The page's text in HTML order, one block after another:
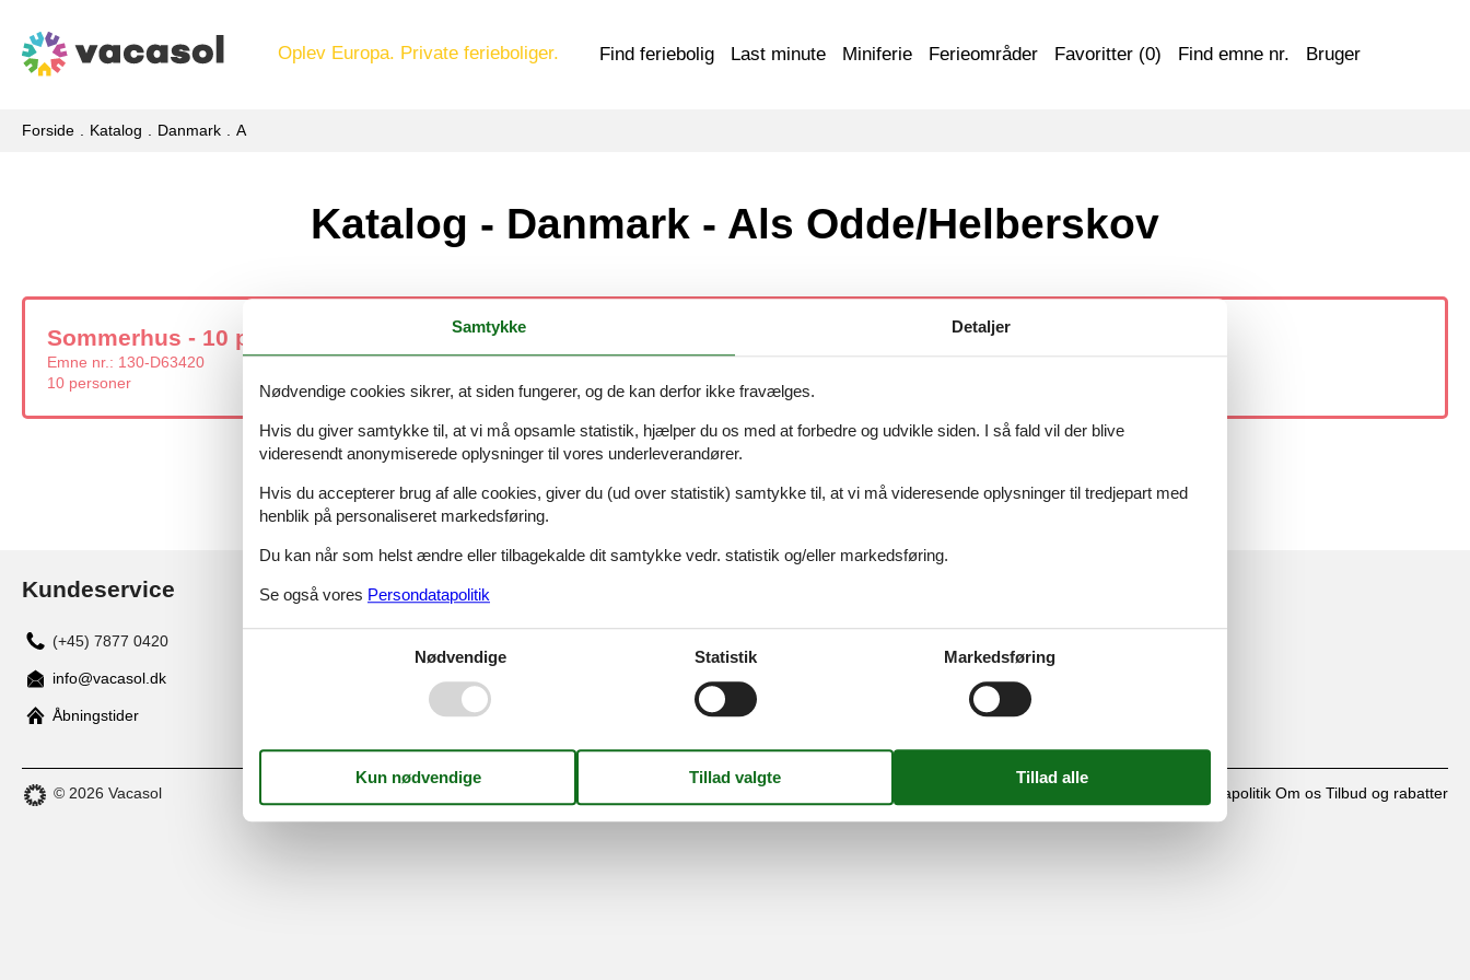
Oplev Europa. Private ferieboliger. Find feriebolig Last minute Miniferie Ferieområder Favoritter (0) Find emne nr. Bruger
Forside Katalog Danmark A
Katalog - Danmark - Als Odde/Helberskov
Sommerhus - 10 personer - Fjordparken - Als Odde/Helberskov - 9560 - Hadsund
Emne nr.: 130-D63420
10 personer
Kundeservice
(+45) 7877 0420
info@vacasol.dk
Åbningstider
os
facebook
© 2026 Vacasol Persondatapolitik Om os Tilbud og rabatter
Samtykke Detaljer
Nødvendige cookies sikrer, at siden fungerer, og de kan derfor ikke fravælges.
Hvis du giver samtykke til, at vi må opsamle statistik, hjælper du os med at forbedre og udvikle siden. I så fald vil der blive
videresendt anonymiserede oplysninger til vores underleverandører.
Hvis du accepterer brug af alle cookies, giver du (ud over statistik) samtykke til, at vi må videresende oplysninger til tredjepart med
henblik på personaliseret markedsføring.
Du kan når som helst ændre eller tilbagekalde dit samtykke vedr. statistik og/eller markedsføring.
Se også vores Persondatapolitik
Nødvendige Statistik Markedsføring